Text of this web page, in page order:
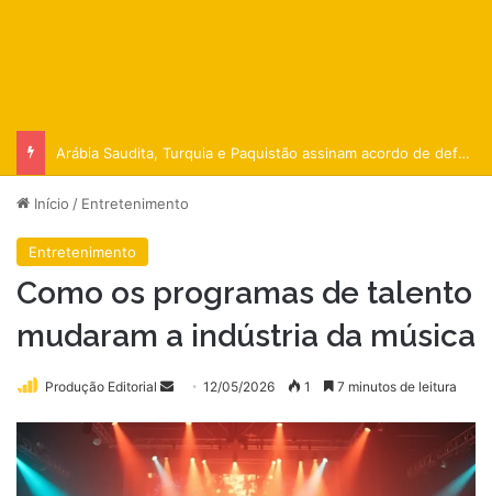
Arábia Saudita, Turquia e Paquistão assinam acordo de defesa
Início / Entretenimento
Entretenimento
Como os programas de talento
mudaram a indústria da música
Produção Editorial
Mande
e-
mail
12/05/2026 1 7 minutos de leitura